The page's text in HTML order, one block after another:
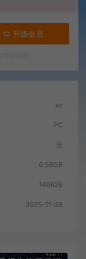
升级会员
xx
PC
无
0.56GB
140626
2025-11-28